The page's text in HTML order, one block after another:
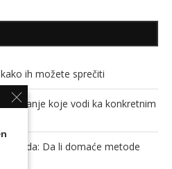
ih možete sprečiti
koje vodi ka konkretnim
voda: Da li domaće metode